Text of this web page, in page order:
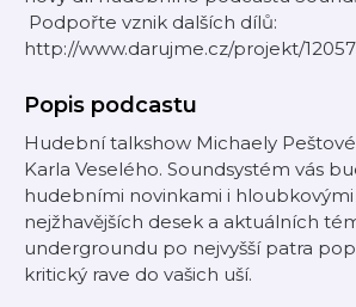
Podpořte vznik dalších dílů:
http://www.darujme.cz/projekt/
Popis podcastu
Hudební talkshow Michaely
Karla Veselého. Soundsystém vás
hudebními novinkami i
nejžhavějších desek a aktuálních
undergroundu po nejvyšší patra
kritický rave do vašich uší.